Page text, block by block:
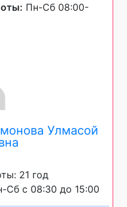
Пн-Сб 08:00-
Улмасой
21 год
Сб с 08:30 до 15:00